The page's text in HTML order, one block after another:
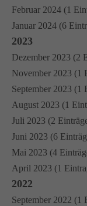
Februar 2024 (1
Januar 2024 (6
2023
Dezember 2023 (2
November 2023 (1
September 2023 (1
August 2023 (1
Juli 2023 (2
Juni 2023 (6
Mai 2023 (4
April 2023 (1
2022
September 2022 (1